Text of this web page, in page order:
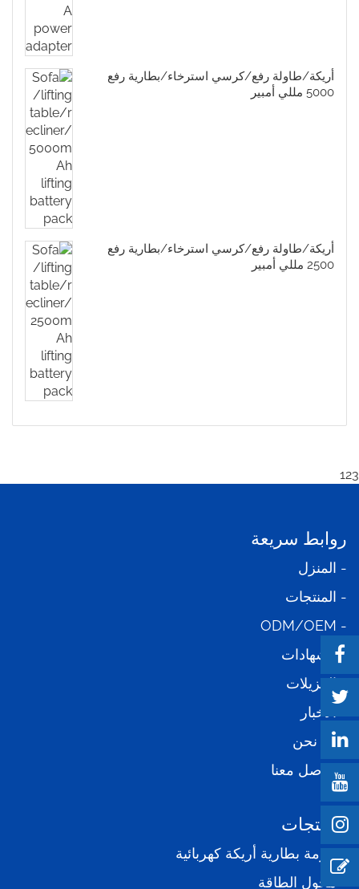
أريكة/طاولة رفع/كرسي استرخاء/بطارية رفع
5000 مللي أمبير
أريكة/طاولة رفع/كرسي استرخاء/بطارية رفع
2500 مللي أمبير
123
روابط سريعة
- المنزل
- المنتجات
- ODM/OEM
- الشهادات
- التنزيلات
- الأخبار
-من نحن
- تواصل معنا
المنتجات
- حزمة بطارية أريكة كهربائية
- محول الطاقة